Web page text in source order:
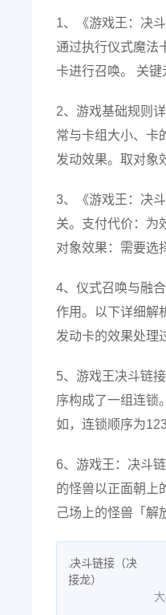
1、《游戏王：决
通过执行仪式魔法
卡进行召唤。 关键
2、游戏基础规则
常与卡组大小、卡
发动效果。取对象
3、《游戏王：决
关。支付代价：为
对象效果：需要选
4、仪式召唤与融
作用。以下详细解
发动卡的效果处理
5、游戏王决斗链
序构成了一组连锁
如，连锁顺序为
6、游戏王：决斗
的怪兽以正面朝上
己场上的怪兽「解
大